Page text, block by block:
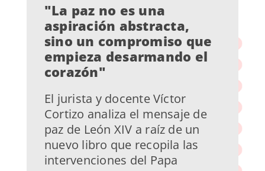
"La paz no es una
aspiración abstracta,
sino un compromiso que
empieza desarmando el
corazón"
El jurista y docente Víctor
Cortizo analiza el mensaje de
paz de León XIV a raíz de un
nuevo libro que recopila las
intervenciones del Papa